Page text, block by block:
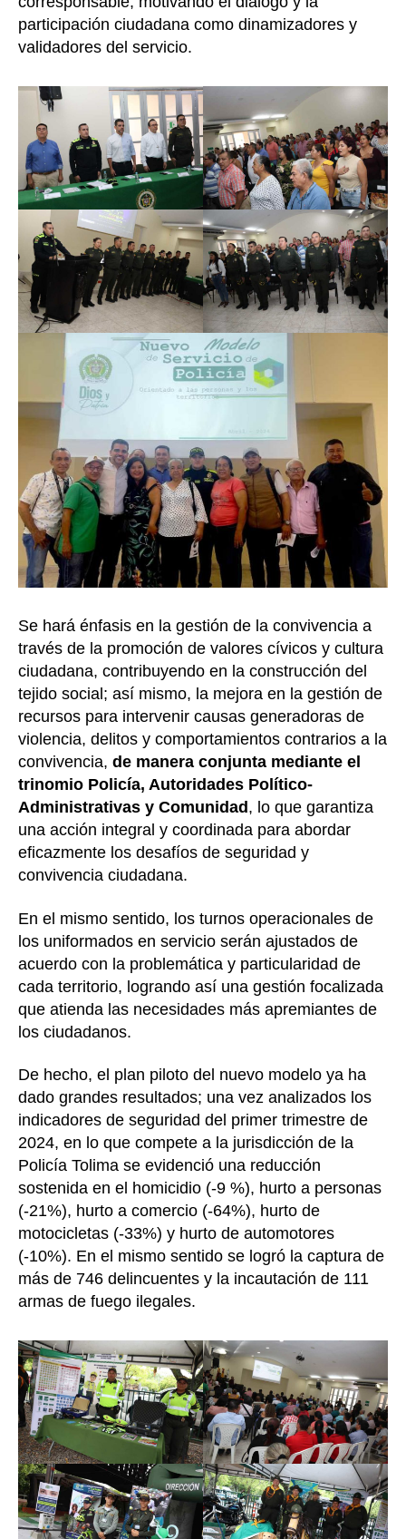
participación ciudadana como dinamizadores y
validadores del servicio.
Se hará énfasis en la gestión de la convivencia a
través de la promoción de valores cívicos y cultura
ciudadana, contribuyendo en la construcción del
tejido social; así mismo, la mejora en la gestión de
recursos para intervenir causas generadoras de
violencia, delitos y comportamientos contrarios a la
convivencia, de manera conjunta mediante el
trinomio Policía, Autoridades Político-
Administrativas y Comunidad , lo que garantiza
una acción integral y coordinada para abordar
eficazmente los desafíos de seguridad y
convivencia ciudadana.
En el mismo sentido, los turnos operacionales de
los uniformados en servicio serán ajustados de
acuerdo con la problemática y particularidad de
cada territorio, logrando así una gestión focalizada
que atienda las necesidades más apremiantes de
los ciudadanos.
De hecho, el plan piloto del nuevo modelo ya ha
dado grandes resultados; una vez analizados los
indicadores de seguridad del primer trimestre de
2024, en lo que compete a la jurisdicción de la
Policía Tolima se evidenció una reducción
sostenida en el homicidio (-9 %), hurto a personas
(-21%), hurto a comercio (-64%), hurto de
motocicletas (-33%) y hurto de automotores
(-10%). En el mismo sentido se logró la captura de
más de 746 delincuentes y la incautación de 111
armas de fuego ilegales.